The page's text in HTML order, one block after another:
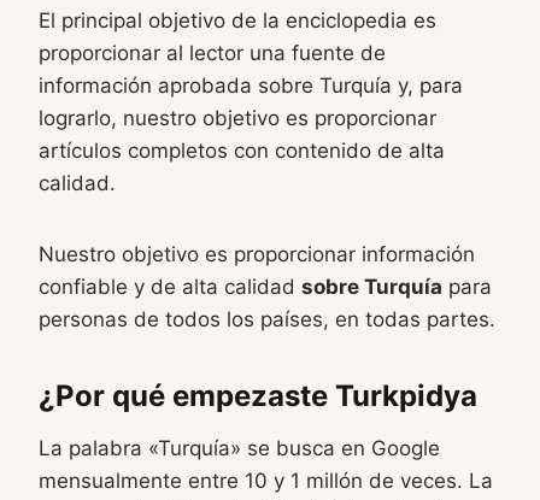
El principal objetivo de la enciclopedia es
proporcionar al lector una fuente de
información aprobada sobre Turquía y, para
lograrlo, nuestro objetivo es proporcionar
artículos completos con contenido de alta
calidad.
Nuestro objetivo es proporcionar información
confiable y de alta calidad sobre Turquía para
personas de todos los países, en todas partes.
¿Por qué empezaste Turkpidya
La palabra «Turquía» se busca en Google
mensualmente entre 10 y 1 millón de veces. La